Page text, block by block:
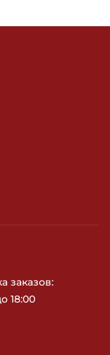
заказов:
18:00